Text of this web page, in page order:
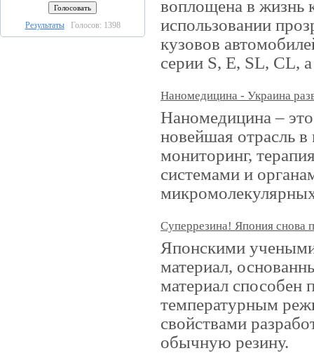
РезультатыГолосов: 1398
воплощена в жизнь
использовании
кузовов
серии S, E, SL, CL,
Наномедицина - Украина
Наномедицина –
новейшая отрасль
мониторинг,
системами и
Суперрезина! Япония снова
Японскими учеными
материал,
материал способен
температурным
свойствами
обычную резину.